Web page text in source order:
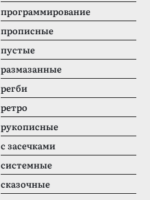
программирование
прописные
пустые
размазанные
регби
ретро
рукописные
с засечками
системные
сказочные